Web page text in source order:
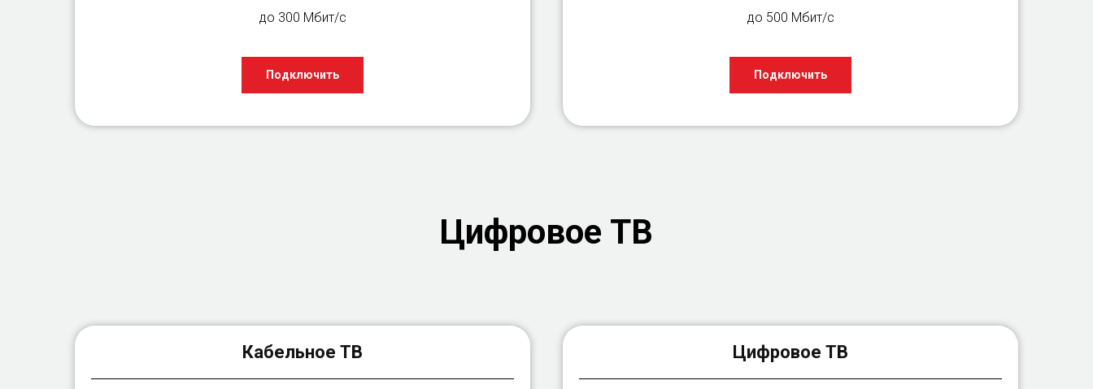
до 300 Мбит/с
Подключить
до 500 Мбит/с
Подключить
Цифровое ТВ
Кабельное ТВ Цифровое ТВ